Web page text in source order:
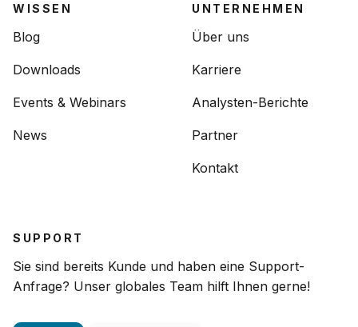
WISSEN
Blog
Downloads
Events & Webinars
News
UNTERNEHMEN
Über uns
Karriere
Analysten-Berichte
Partner
Kontakt
SUPPORT
Sie sind bereits Kunde und haben eine Support-
Anfrage? Unser globales Team hilft Ihnen gerne!